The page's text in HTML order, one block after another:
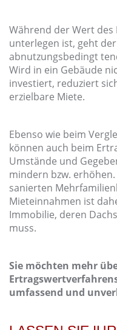
Während der Wert des
unterlegen ist, geht
abnutzungsbedingt
Wird in ein Gebäude
investiert, reduziert
erzielbare Miete.
Ebenso wie beim
können auch beim
Umstände und
mindern bzw.
sanierten
Mieteinnahmen ist
Immobilie, deren
muss.
Sie möchten mehr
umfassend und